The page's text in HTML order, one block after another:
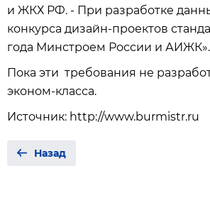
и ЖКХ РФ. - При разработке
конкурса дизайн-проектов
года Минстроем России и АИЖК».
Пока эти требования не
эконом-класса.
Источник: http://www.burmistr.ru
Назад